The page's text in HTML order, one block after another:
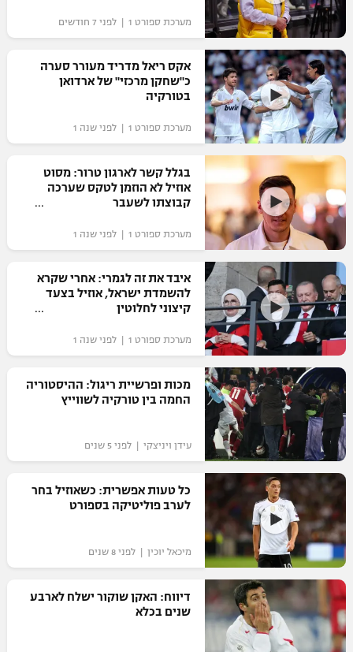
"מחצית בשכונה" – פודקאסט
משתתפים וזוכים בפרסים
תקנון משתתפים וזוכים בפרסים
תקנון עבור פעילות אלקטרה
תקנון עבור פעילות ספורט 1 – "מרלן"
טניס
גיימינג E-Sports
תנאי שימוש
מדיניות פרטיות
תקנון פעילות ספורט 1
רשיון להקרנה פומבית לבית עסק
הצטרפות לחבילת הערוצים
לוח דרושים – ג'ובנט
תגיות
המגזין
אופניים
ספורט מוטורי
כדורמים
פוטבול אמריקאי NFL
בייסבול MLB
ספורט אתגרי ואקסטרים
אומנויות לחימה
גיימינג E-Sports
מערכת ספורט 1 | לפני 7 חודשים
אקס ריאל מדריד מעורר סערה
כ"שחקן מרכזי" של ארדואן
בטורקיה
מערכת ספורט 1 | לפני שנה 1
בגלל קשר לארגון טרור: מסוט
אוזיל לא הוזמן לטקס שערכה
קבוצתו לשעבר
מערכת ספורט 1 | לפני שנה 1
איבד את זה לגמרי: אחרי שקרא
להשמדת ישראל, אוזיל בצעד
קיצוני לחלוטין
מערכת ספורט 1 | לפני שנה 1
מכות ופרשיית ריגול: ההיסטוריה
החמה בין טורקיה לשווייץ
עידן ויניצקי | לפני 5 שנים
כל טעות אפשרית: כשאוזיל בחר
לערב פוליטיקה בספורט
מיכאל יוכין | לפני 8 שנים
דיווח: האקן שוקור ישלח לארבע
שנים בכלא